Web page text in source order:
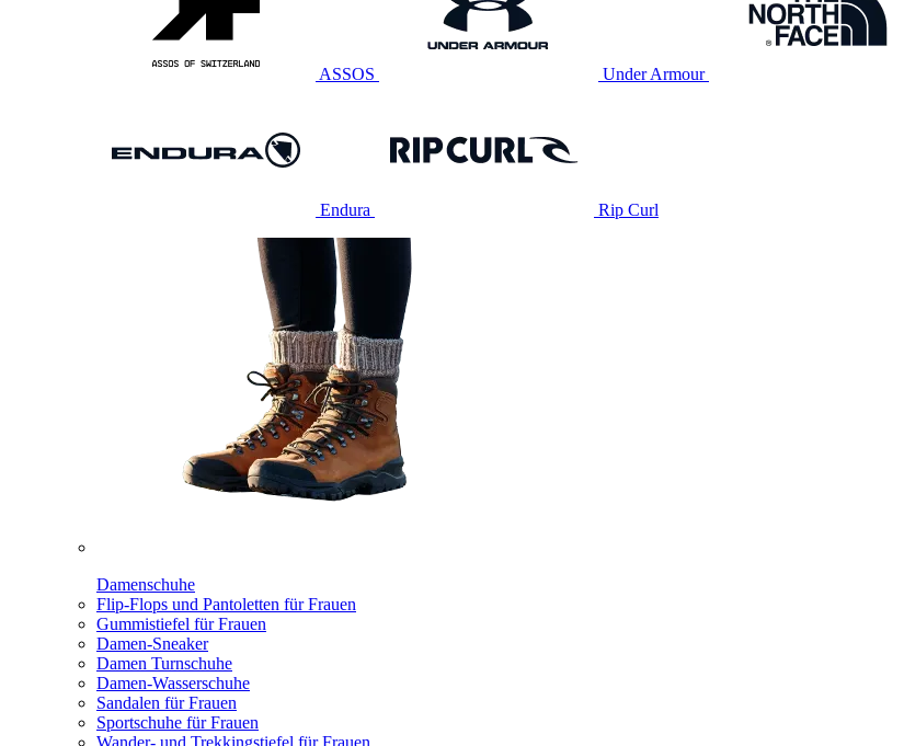
ASSOS Under Armour
Endura Rip Curl
Damenschuhe
Flip-Flops und Pantoletten für Frauen
Gummistiefel für Frauen
Damen-Sneaker
Damen Turnschuhe
Damen-Wasserschuhe
Sandalen für Frauen
Sportschuhe für Frauen
Wander- und Trekkingstiefel für Frauen